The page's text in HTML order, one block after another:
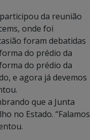
da reunião
onde foi
foram debatidas
do prédio da
do prédio da
e agora já devemos
que a Junta
no Estado. “Falamos